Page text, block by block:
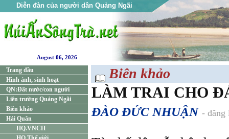
Diễn đàn của người dân Quảng Ngãi
August 06, 2026
Trang đầu
Hình ảnh, sinh hoạt
QN:Đất nước/con người
Liên trường Quảng Ngãi
Biên khảo
Hải Quân
HQ.VNCH
Biên khảo
LÀM TRAI CHO
ĐÀO ĐỨC NHUẬN - đăng